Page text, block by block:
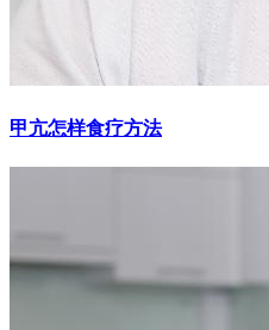
甲亢怎样食疗方法